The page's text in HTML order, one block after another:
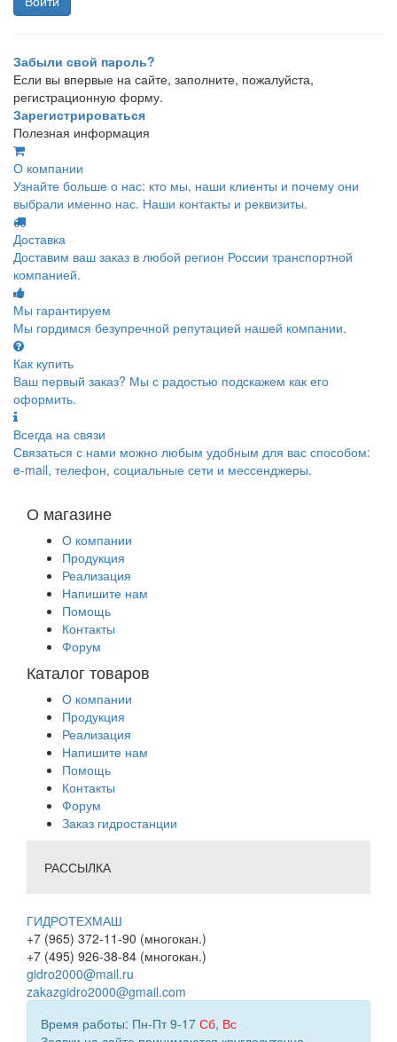
Забыли свой пароль?
Если вы впервые на сайте, заполните, пожалуйста,
регистрационную форму.
Зарегистрироваться
Полезная информация
О компании
Узнайте больше о нас: кто мы, наши клиенты и почему они
выбрали именно нас. Наши контакты и реквизиты.
Доставка
Доставим ваш заказ в любой регион России транспортной
компанией.
Мы гарантируем
Мы гордимся безупречной репутацией нашей компании.
Как купить
Ваш первый заказ? Мы с радостью подскажем как его
оформить.
Всегда на связи
Связаться с нами можно любым удобным для вас способом:
e-mail, телефон, социальные сети и мессенджеры.
О магазине
О компании
Продукция
Реализация
Напишите нам
Помощь
Контакты
Форум
Каталог товаров
О компании
Продукция
Реализация
Напишите нам
Помощь
Контакты
Форум
Заказ гидростанции
РАССЫЛКА
ГИДРОТЕХМАШ
+7 (965) 372-11-90 (многокан.)
+7 (495) 926-38-84 (многокан.)
gidro2000@mail.ru
zakazgidro2000@gmail.com
Время работы: Пн-Пт 9-17 Сб, Вс